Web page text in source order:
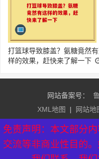
打篮球导致膝盖？氨糖竟然
样的效果，赶快来了解一下
网站备案号：
XML地图
| 网站地
友情链接：
益生菌排行榜
免责声明：本文部分
交流等非商业性目的